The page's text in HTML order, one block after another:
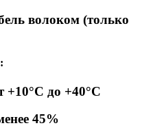
волоком (только
+10°C до +40°C
45%